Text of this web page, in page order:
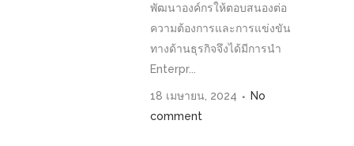
พัฒนาองค์กรให้ตอบสนองต่อ
ความต้องการและการแข่งขัน
ทางด้านธุรกิจจึงได้มีการนำ
Enterpr...
18 เมษายน, 2024
No
comment